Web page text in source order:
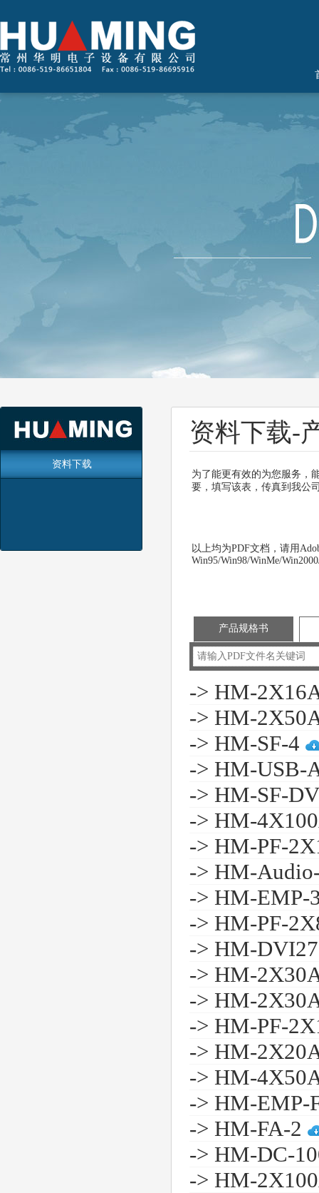
资料下载
资料下载-
为了能更有效的为您服务，
要，填写该表，传真到我公
以上均为PDF文档，请用
Win95/Win98/WinMe/
产品规格书
-> HM-
-> HM-
-> HM-SF-4
-> HM-USB-
-> HM-SF-
-> HM-
-> HM-PF-
-> HM-
-> HM-
-> HM-PF-
-> HM-
-> HM-
-> HM-
-> HM-PF-
-> HM-
-> HM-
-> HM-
-> HM-FA-2
-> HM-DC-
-> HM-